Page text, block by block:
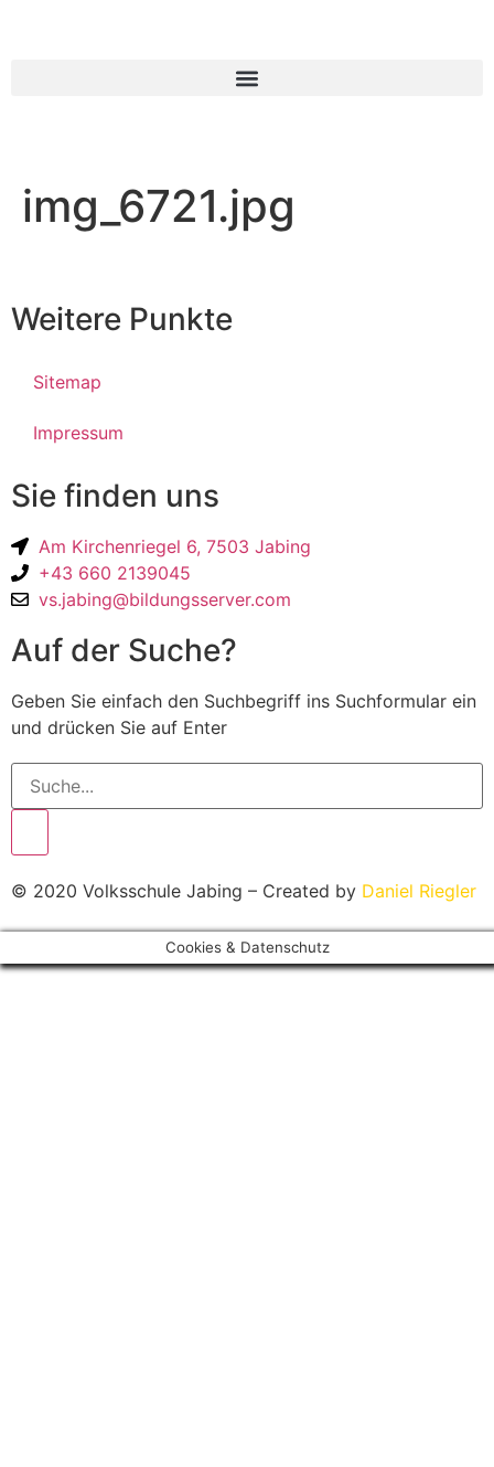
img_6721.jpg
Weitere Punkte
Sitemap
Impressum
Sie finden uns
Am Kirchenriegel 6, 7503 Jabing
+43 660 2139045
vs.jabing@bildungsserver.com
Auf der Suche?
Geben Sie einfach den Suchbegriff ins Suchformular ein
und drücken Sie auf Enter
© 2020 Volksschule Jabing – Created by Daniel Riegler
Cookies & Datenschutz